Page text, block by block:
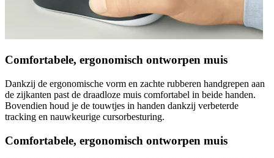
Comfortabele, ergonomisch ontworpen muis
Dankzij de ergonomische vorm en zachte rubberen handgrepen aan
de zijkanten past de draadloze muis comfortabel in beide handen.
Bovendien houd je de touwtjes in handen dankzij verbeterde
tracking en nauwkeurige cursorbesturing.
Comfortabele, ergonomisch ontworpen muis